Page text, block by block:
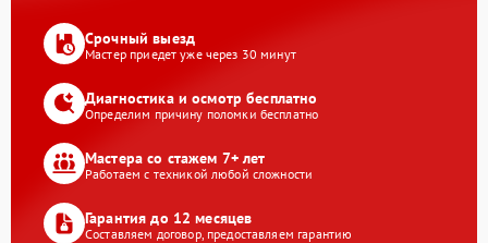
Срочный выезд
Мастер приедет уже через 30 минут
Диагностика и осмотр бесплатно
Определим причину поломки бесплатно
Мастера со стажем 7+ лет
Работаем с техникой любой сложности
Гарантия до 12 месяцев
Составляем договор, предоставляем гарантию